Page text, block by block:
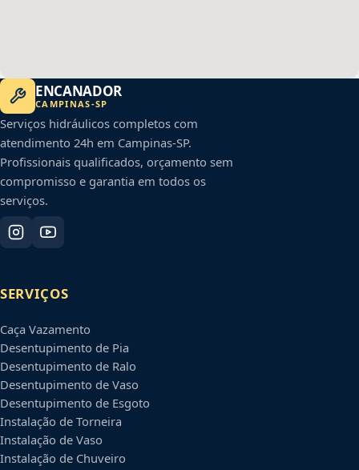
ENCANADOR
CAMPINAS-SP
Serviços hidráulicos completos com
atendimento 24h em Campinas-SP.
Profissionais qualificados, orçamento sem
compromisso e garantia em todos os
serviços.
SERVIÇOS
Caça Vazamento
Desentupimento de Pia
Desentupimento de Ralo
Desentupimento de Vaso
Desentupimento de Esgoto
Instalação de Torneira
Instalação de Vaso
Instalação de Chuveiro